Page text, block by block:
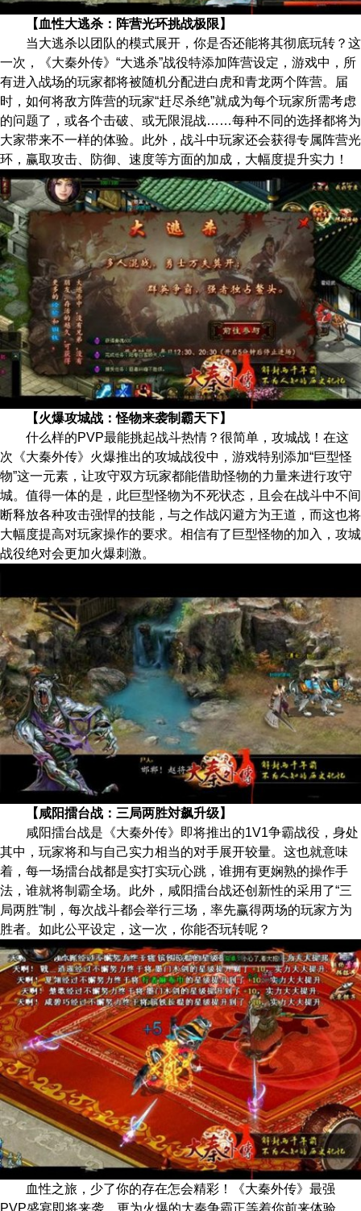
【血性大逃杀：阵营光环挑战极限】
当大逃杀以团队的模式展开，你是否还能将其彻底玩转？这
一次，《大秦外传》“大逃杀”战役特添加阵营设定，游戏中，所
有进入战场的玩家都将被随机分配进白虎和青龙两个阵营。届
时，如何将敌方阵营的玩家“赶尽杀绝”就成为每个玩家所需考虑
的问题了，或各个击破、或无限混战……每种不同的选择都将为
大家带来不一样的体验。此外，战斗中玩家还会获得专属阵营光
环，赢取攻击、防御、速度等方面的加成，大幅度提升实力！
【火爆攻城战：怪物来袭制霸天下】
什么样的PVP最能挑起战斗热情？很简单，攻城战！在这
次《大秦外传》火爆推出的攻城战役中，游戏特别添加“巨型怪
物”这一元素，让攻守双方玩家都能借助怪物的力量来进行攻守
城。值得一体的是，此巨型怪物为不死状态，且会在战斗中不间
断释放各种攻击强悍的技能，与之作战闪避方为王道，而这也将
大幅度提高对玩家操作的要求。相信有了巨型怪物的加入，攻城
战役绝对会更加火爆刺激。
【咸阳擂台战：三局两胜対飙升级】
咸阳擂台战是《大秦外传》即将推出的1V1争霸战役，身处
其中，玩家将和与自己实力相当的对手展开较量。这也就意味
着，每一场擂台战都是实打实玩心跳，谁拥有更娴熟的操作手
法，谁就将制霸全场。此外，咸阳擂台战还创新性的采用了“三
局两胜”制，每次战斗都会举行三场，率先赢得两场的玩家方为
胜者。如此公平设定，这一次，你能否玩转呢？
血性之旅，少了你的存在怎会精彩！《大秦外传》最强
PVP盛宴即将来袭，更为火爆的大秦争霸正等着你前来体验。